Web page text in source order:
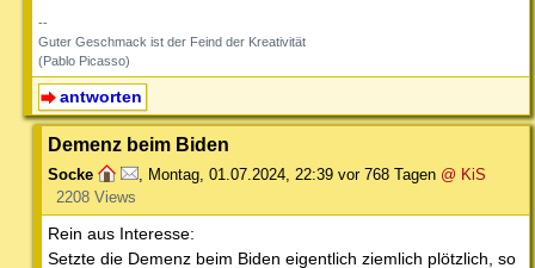
--
Guter Geschmack ist der Feind der Kreativität
(Pablo Picasso)
antworten
Demenz beim Biden
Socke Montag, 01.07.2024, 22:39 vor 768 Tagen @ KiS
2208 Views
Rein aus Interesse:
Setzte die Demenz beim Biden eigentlich ziemlich plötzlich, so